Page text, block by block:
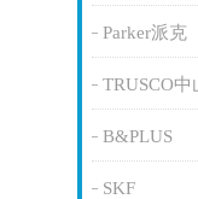
Parker派克
TRUSCO中
B&PLUS
SKF